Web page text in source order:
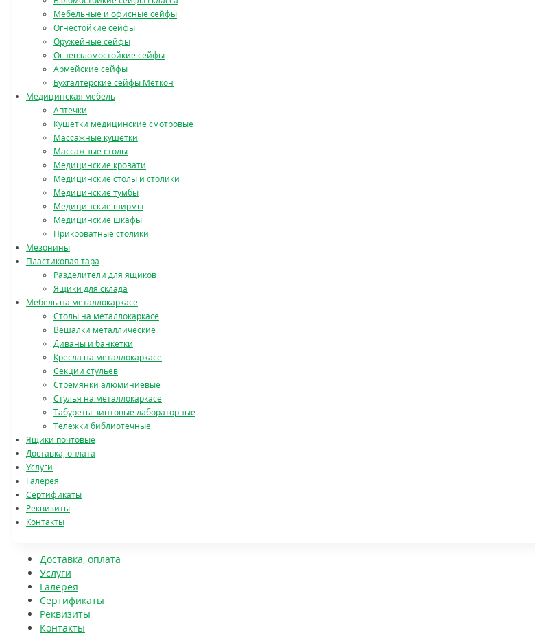
Мебельные и офисные сейфы
Огнестойкие сейфы
Оружейные сейфы
Огневзломостойкие сейфы
Армейские сейфы
Бухгалтерские сейфы Меткон
Медицинская мебель
Аптечки
Кушетки медицинские смотровые
Массажные кушетки
Массажные столы
Медицинские кровати
Медицинские столы и столики
Медицинские тумбы
Медицинские ширмы
Медицинские шкафы
Прикроватные столики
Мезонины
Пластиковая тара
Разделители для ящиков
Ящики для склада
Мебель на металлокаркасе
Cтолы на металлокаркасе
Вешалки металлические
Диваны и банкетки
Кресла на металлокаркасе
Секции стульев
Стремянки алюминиевые
Стулья на металлокаркасе
Табуреты винтовые лабораторные
Тележки библиотечные
Ящики почтовые
Доставка, оплата
Услуги
Галерея
Сертификаты
Реквизиты
Контакты
Доставка, оплата
Услуги
Галерея
Сертификаты
Реквизиты
Контакты